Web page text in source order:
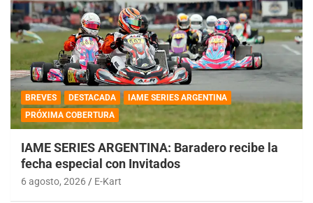
BREVES DESTACADA
IAME SERIES ARGENTINA
PRÓXIMA COBERTURA
IAME SERIES ARGENTINA: Baradero recibe la
fecha especial con Invitados
6 agosto, 2026 E-Kart